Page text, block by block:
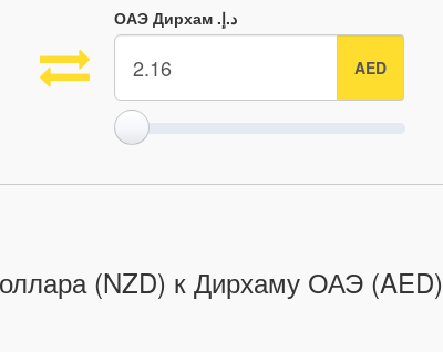
ОАЭ Дирхам .د.إ
(NZD) к Дирхаму ОАЭ (AED)